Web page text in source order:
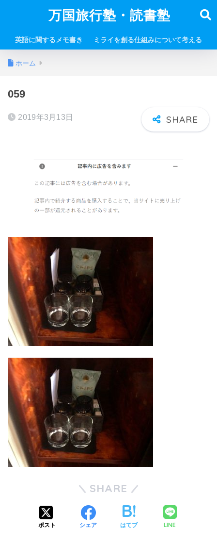
万国旅行塾・読書塾
英語に関するメモ書き ミライを創る仕組みについて考える
ホーム
059
2019年3月13日
SHARE
ポスト シェア はてブ LINE